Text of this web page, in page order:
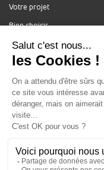
Votre projet
Bien choisir
Forum Au Fil du Bain
Nos produits
Gestion des cookies